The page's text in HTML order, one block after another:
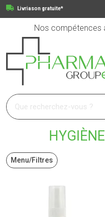
Livriason gratuite*
Nos compétences
Pharmagroupe Votre
Menu/Filtres